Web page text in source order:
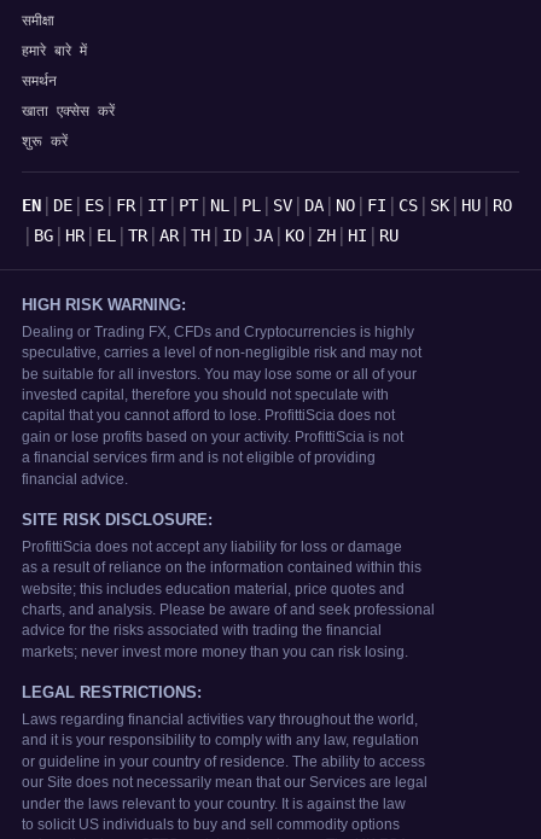
समीक्षा
हमारे बारे में
समर्थन
खाता एक्सेस करें
शुरू करें
भाषाएँ
EN| DE| ES| FR| IT| PT| NL | PL | SV| DA| NO| FI | CS| SK| HU| RO
| BG| HR| EL | TR| AR| TH| ID| JA| KO| ZH| HI | RU